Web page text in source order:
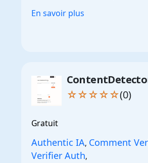
En savoir plus
☆☆☆☆☆(0)
Gratuit
Authentic IA, Comment
Verifier Auth,